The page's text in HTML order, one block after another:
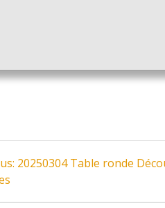
Previous
20250304 Table ronde